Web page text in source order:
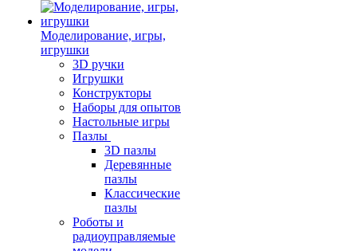
Моделирование, игры,
игрушки
3D ручки
Игрушки
Конструкторы
Наборы для опытов
Настольные игры
Пазлы
3D пазлы
Деревянные
пазлы
Классические
пазлы
Роботы и
радиоуправляемые